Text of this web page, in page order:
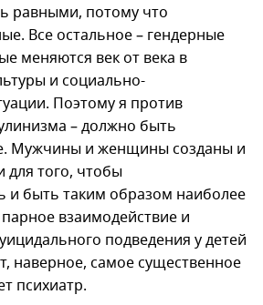
потому что
Все остальное – гендерные
меняются век от века в
и социально-
Поэтому я против
– должно быть
Мужчины и женщины созданы и
того, чтобы
и быть таким образом наиболее
взаимодействие и
подведения у детей
наверное, самое существенное
психиатр.